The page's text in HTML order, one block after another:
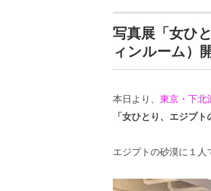
写真展「女ひ
ィンルーム）
本日より、 東京・下北
「女ひとり、エジプト
エジプトの砂漠に１人